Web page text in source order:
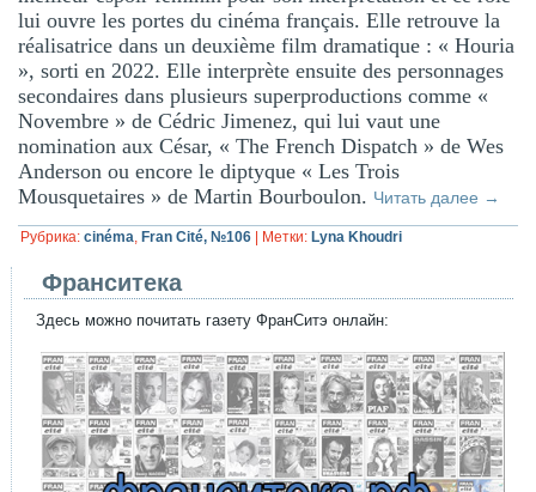
lui ouvre les portes du cinéma français. Elle retrouve la
réalisatrice dans un deuxième film dramatique : « Houria
», sorti en 2022. Elle interprète ensuite des personnages
secondaires dans plusieurs superproductions comme «
Novembre » de Cédric Jimenez, qui lui vaut une
nomination aux César, « The French Dispatch » de Wes
Anderson ou encore le diptyque « Les Trois
Mousquetaires » de Martin Bourboulon. Читать далее →
Рубрика: cinéma, Fran Cité, №106 Метки: Lyna Khoudri
Франситека
Здесь можно почитать газету ФранСитэ онлайн: